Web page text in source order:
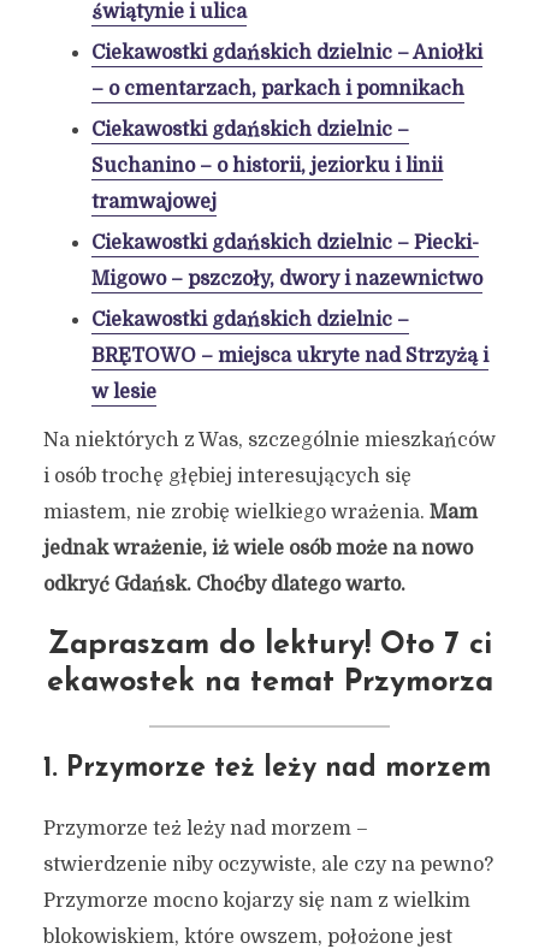
świątynie i ulica
Ciekawostki gdańskich dzielnic – Aniołki
– o cmentarzach, parkach i pomnikach
Ciekawostki gdańskich dzielnic –
Suchanino – o historii, jeziorku i linii
tramwajowej
Ciekawostki gdańskich dzielnic – Piecki-
Migowo – pszczoły, dwory i nazewnictwo
Ciekawostki gdańskich dzielnic –
BRĘTOWO – miejsca ukryte nad Strzyżą i
w lesie
Na niektórych z Was, szczególnie mieszkańców
i osób trochę głębiej interesujących się
miastem, nie zrobię wielkiego wrażenia. Mam
jednak wrażenie, iż wiele osób może na nowo
odkryć Gdańsk. Choćby dlatego warto.
Zapraszam do lektury! Oto 7 ci
ekawostek na temat Przymorza
1. Przymorze też leży nad morzem
Przymorze też leży nad morzem –
stwierdzenie niby oczywiste, ale czy na pewno?
Przymorze mocno kojarzy się nam z wielkim
blokowiskiem, które owszem, położone jest